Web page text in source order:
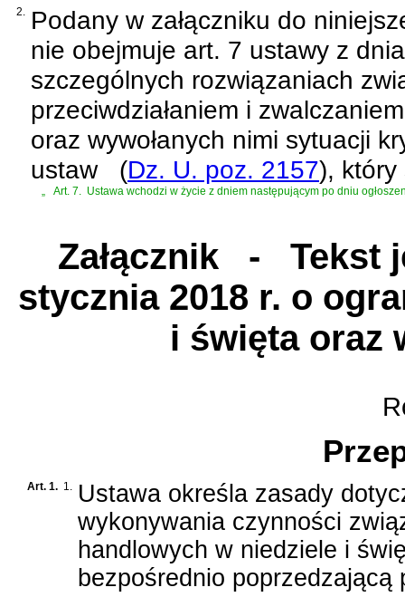
2. Podany w załączniku do
nie obejmuje art. 7 ustawy z
szczególnych rozwiązaniach
przeciwdziałaniem i
oraz wywołanych nimi sytuacji
ustaw
(Dz. U. poz. 2157), który
„ Art. 7. Ustawa wchodzi w życie z dniem następującym po dniu
Załącznik- Tekst
stycznia 2018 r. o
i święta oraz
Art. 1. 1. Ustawa określa zasady
wykonywania czynności
handlowych w niedziele i
bezpośrednio